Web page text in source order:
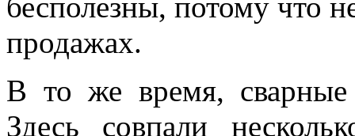
продажах.
В то же время,
Здесь совпали